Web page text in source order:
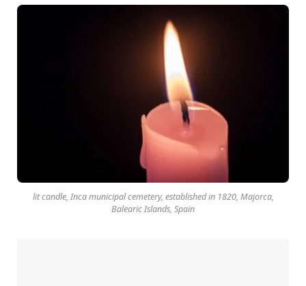
lit candle, Inca municipal cemetery, established in 1820, Majorca,
Balearic Islands, Spain